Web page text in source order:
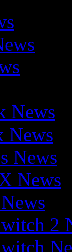
News
News
News
News
2